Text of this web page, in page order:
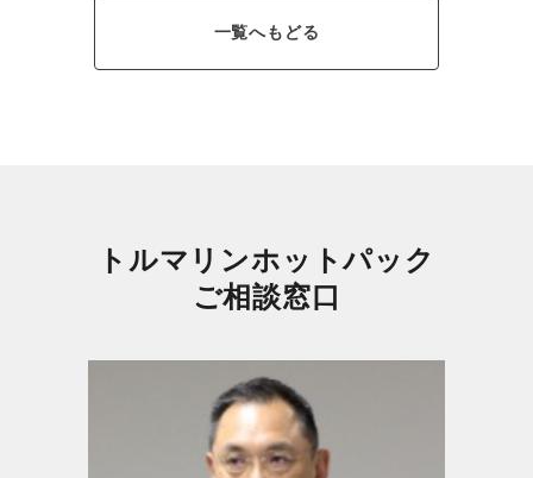
一覧へもどる
トルマリンホットパック
ご相談窓口